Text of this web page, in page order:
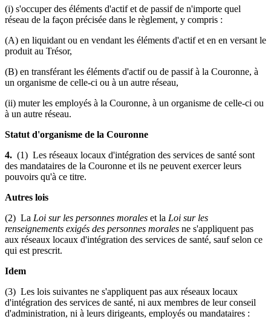
(i) s'occuper des éléments d'actif et de passif de n'importe quel
réseau de la façon précisée dans le règlement, y compris :
(A) en liquidant ou en vendant les éléments d'actif et en en versant le
produit au Trésor,
(B) en transférant les éléments d'actif ou de passif à la Couronne, à
un organisme de celle-ci ou à un autre réseau,
(ii) muter les employés à la Couronne, à un organisme de celle-ci ou
à un autre réseau.
Statut d'organisme de la Couronne
4. (1) Les réseaux locaux d'intégration des services de santé sont
des mandataires de la Couronne et ils ne peuvent exercer leurs
pouvoirs qu'à ce titre.
Autres lois
(2) La Loi sur les personnes morales et la Loi sur les
renseignements exigés des personnes morales ne s'appliquent pas
aux réseaux locaux d'intégration des services de santé, sauf selon ce
qui est prescrit.
Idem
(3) Les lois suivantes ne s'appliquent pas aux réseaux locaux
d'intégration des services de santé, ni aux membres de leur conseil
d'administration, ni à leurs dirigeants, employés ou mandataires :